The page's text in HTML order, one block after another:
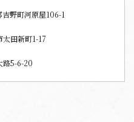
野町河原屋106-1
田新町1-17
路5-6-20